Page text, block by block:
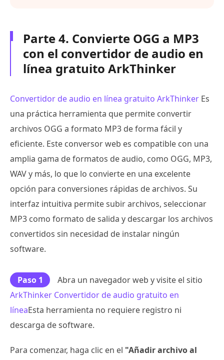
Parte 4. Convierte OGG a MP3
con el convertidor de audio en
línea gratuito ArkThinker
Convertidor de audio en línea gratuito ArkThinker Es
una práctica herramienta que permite convertir
archivos OGG a formato MP3 de forma fácil y
eficiente. Este conversor web es compatible con una
amplia gama de formatos de audio, como OGG, MP3,
WAV y más, lo que lo convierte en una excelente
opción para conversiones rápidas de archivos. Su
interfaz intuitiva permite subir archivos, seleccionar
MP3 como formato de salida y descargar los archivos
convertidos sin necesidad de instalar ningún
software.
Paso 1
Abra un navegador web y visite el sitio
ArkThinker Convertidor de audio gratuito en
líneaEsta herramienta no requiere registro ni
descarga de software.
Para comenzar, haga clic en el "Añadir archivo al